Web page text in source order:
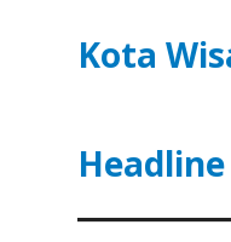
Kota